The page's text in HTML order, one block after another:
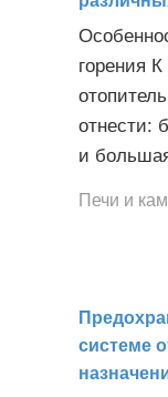
горения
отнести:
и
Печи и
системе